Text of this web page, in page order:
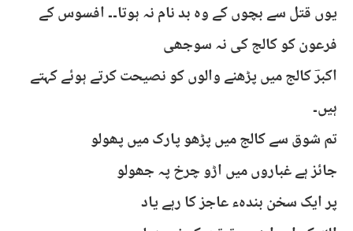
یوں قتل سے بچوں کے وہ بد نام نہ ہوتا۔۔ افسوس کے
فرعون کو کالج کی نہ سوجھی
اکبرؔ کالج میں پڑھنے والوں کو نصیحت کرتے ہوئے کہتے
ہیں۔
تم شوق سے کالج میں پڑھو پارک میں پھولو
جائز ہے غباروں میں اڑو چرخ پہ جھولو
پر ایک سخن بندہء عاجز کا رہے یاد